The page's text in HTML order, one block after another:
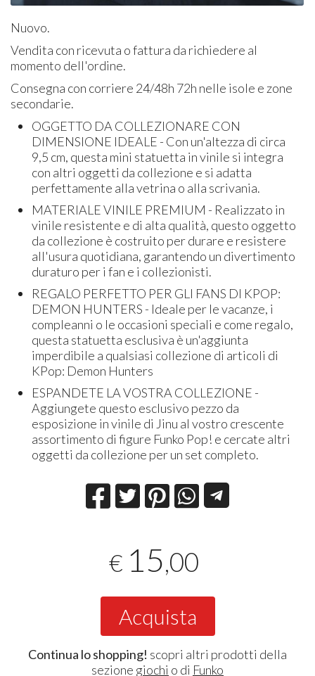
Nuovo.
Vendita con ricevuta o fattura da richiedere al
momento dell'ordine.
Consegna con corriere 24/48h 72h nelle isole e zone
secondarie.
OGGETTO DA COLLEZIONARE CON
DIMENSIONE IDEALE - Con un'altezza di circa
9,5 cm, questa mini statuetta in vinile si integra
con altri oggetti da collezione e si adatta
perfettamente alla vetrina o alla scrivania.
MATERIALE VINILE PREMIUM - Realizzato in
vinile resistente e di alta qualità, questo oggetto
da collezione è costruito per durare e resistere
all'usura quotidiana, garantendo un divertimento
duraturo per i fan e i collezionisti.
REGALO PERFETTO PER GLI FANS DI KPOP:
DEMON HUNTERS - Ideale per le vacanze, i
compleanni o le occasioni speciali e come regalo,
questa statuetta esclusiva è un'aggiunta
imperdibile a qualsiasi collezione di articoli di
KPop: Demon Hunters
ESPANDETE LA VOSTRA COLLEZIONE -
Aggiungete questo esclusivo pezzo da
esposizione in vinile di Jinu al vostro crescente
assortimento di figure Funko Pop! e cercate altri
oggetti da collezione per un set completo.
€ 15,00
Acquista
Continua lo shopping! scopri altri prodotti della
sezione giochi o di Funko